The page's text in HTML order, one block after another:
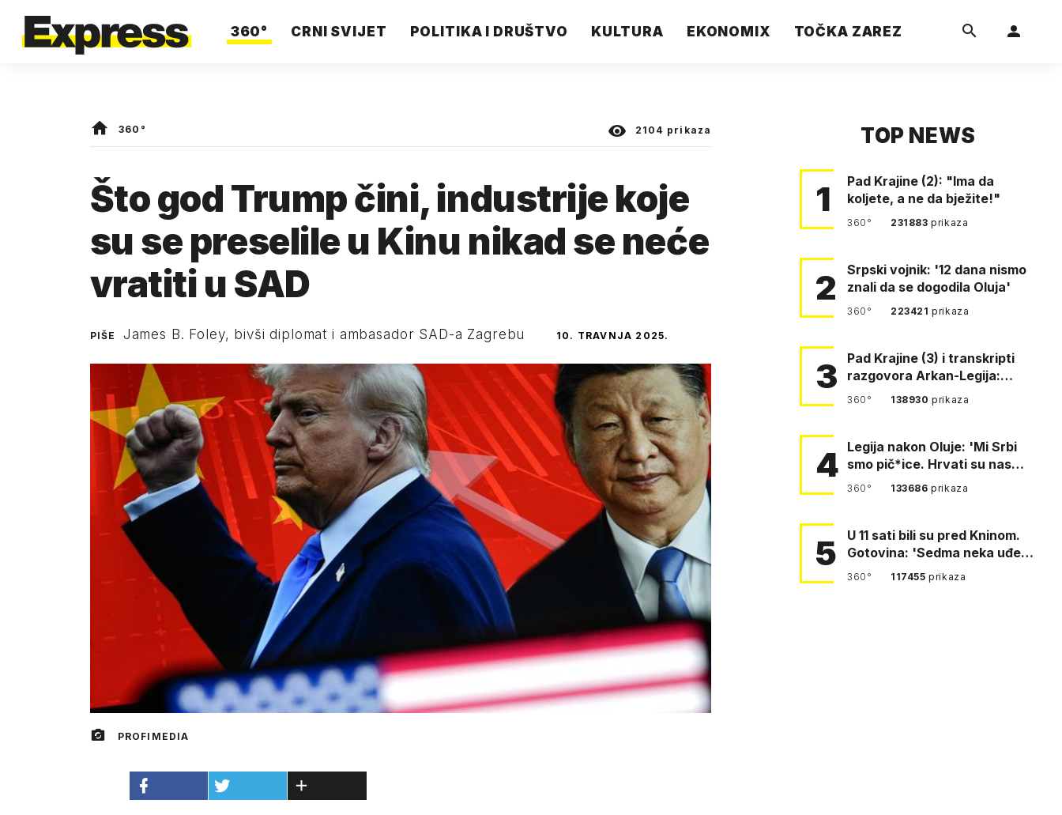
360° CRNI SVIJET POLITIKA I DRUŠTVO KULTURA EKONOMIX TOČKA ZAREZ
360° 2104 prikaza
Što god Trump čini, industrije koje
su se preselile u Kinu nikad se neće
vratiti u SAD
PIŠE James B. Foley, bivši diplomat i ambasador SAD-a Zagrebu 10. TRAVNJA 2025.
PROFIMEDIA
TOP NEWS
1
Pad Krajine (2): "Ima da
koljete, a ne da bježite!"
360° 231883prikaza
2
Srpski vojnik: '12 dana nismo
znali da se dogodila Oluja'
360° 223421prikaza
3
Pad Krajine (3) i transkripti
razgovora Arkan-Legija:
'Čujem, prelazite ustašam…
360° 138930prikaza
4 Legija nakon Oluje: 'Mi Srbi
smo pič*ice. Hrvati su nas
pomeli!'
360° 133686prikaza
5
U 11 sati bili su pred Kninom.
Gotovina: 'Sedma neka uđe,
4. gardijska neka g…
360° 117455prikaza